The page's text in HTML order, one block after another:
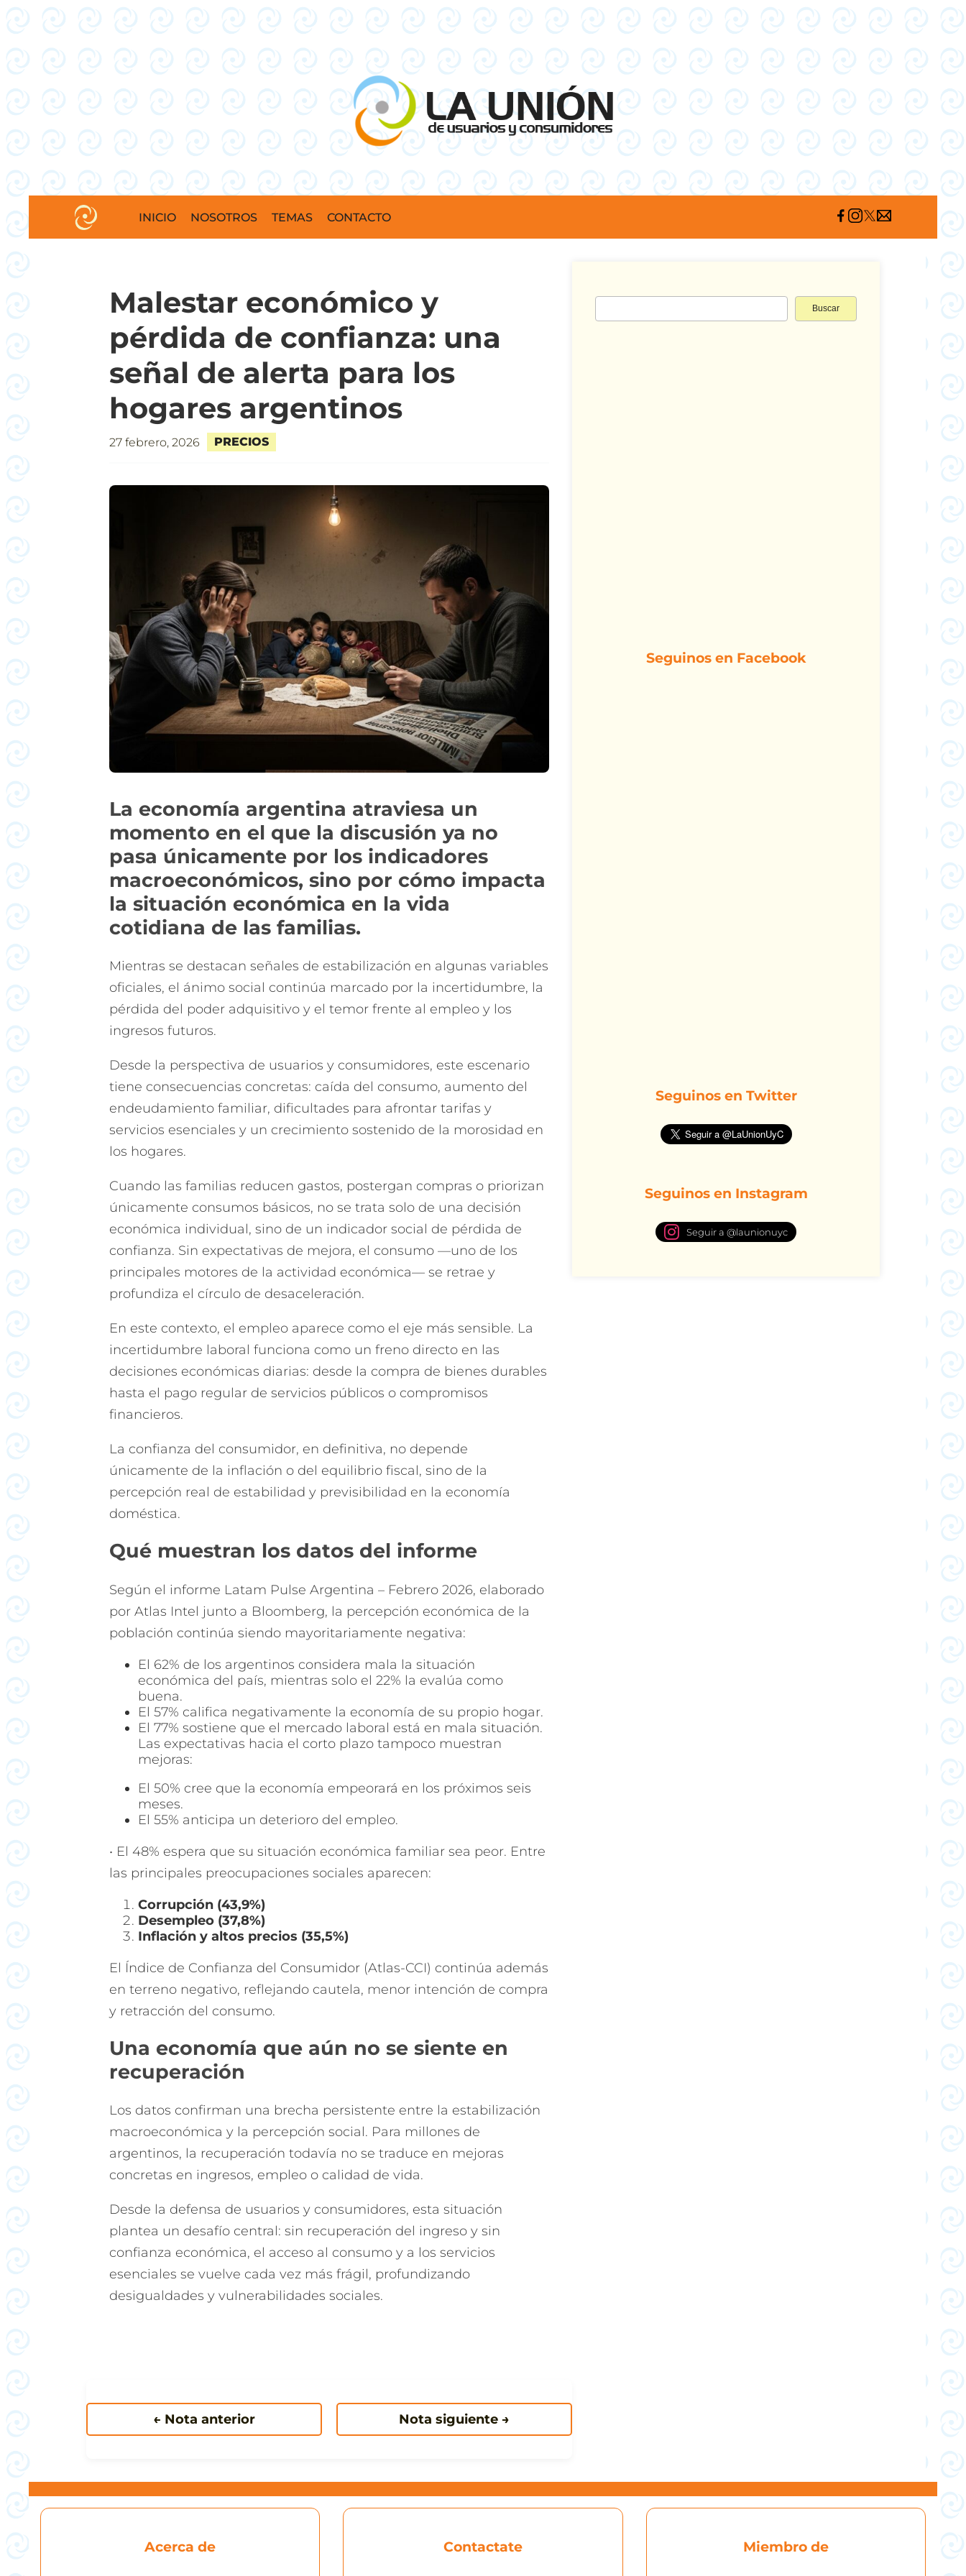
INICIO NOSOTROS TEMAS CONTACTO
Malestar económico y
pérdida de confianza: una
señal de alerta para los
hogares argentinos
27 febrero, 2026 PRECIOS
La economía argentina atraviesa un
momento en el que la discusión ya no
pasa únicamente por los indicadores
macroeconómicos, sino por cómo impacta
la situación económica en la vida
cotidiana de las familias.
Mientras se destacan señales de estabilización en algunas variables
oficiales, el ánimo social continúa marcado por la incertidumbre, la
pérdida del poder adquisitivo y el temor frente al empleo y los
ingresos futuros.
Desde la perspectiva de usuarios y consumidores, este escenario
tiene consecuencias concretas: caída del consumo, aumento del
endeudamiento familiar, dificultades para afrontar tarifas y
servicios esenciales y un crecimiento sostenido de la morosidad en
los hogares.
Cuando las familias reducen gastos, postergan compras o priorizan
únicamente consumos básicos, no se trata solo de una decisión
económica individual, sino de un indicador social de pérdida de
confianza. Sin expectativas de mejora, el consumo —uno de los
principales motores de la actividad económica— se retrae y
profundiza el círculo de desaceleración.
En este contexto, el empleo aparece como el eje más sensible. La
incertidumbre laboral funciona como un freno directo en las
decisiones económicas diarias: desde la compra de bienes durables
hasta el pago regular de servicios públicos o compromisos
financieros.
La confianza del consumidor, en definitiva, no depende
únicamente de la inflación o del equilibrio fiscal, sino de la
percepción real de estabilidad y previsibilidad en la economía
doméstica.
Qué muestran los datos del informe
Según el informe Latam Pulse Argentina – Febrero 2026, elaborado
por Atlas Intel junto a Bloomberg, la percepción económica de la
población continúa siendo mayoritariamente negativa:
El 62% de los argentinos considera mala la situación
económica del país, mientras solo el 22% la evalúa como
buena.
El 57% califica negativamente la economía de su propio hogar.
El 77% sostiene que el mercado laboral está en mala situación.
Las expectativas hacia el corto plazo tampoco muestran
mejoras:
El 50% cree que la economía empeorará en los próximos seis
meses.
El 55% anticipa un deterioro del empleo.
• El 48% espera que su situación económica familiar sea peor. Entre
las principales preocupaciones sociales aparecen:
Corrupción (43,9%)
Desempleo (37,8%)
Inflación y altos precios (35,5%)
El Índice de Confianza del Consumidor (Atlas-CCI) continúa además
en terreno negativo, reflejando cautela, menor intención de compra
y retracción del consumo.
Una economía que aún no se siente en
recuperación
Los datos confirman una brecha persistente entre la estabilización
macroeconómica y la percepción social. Para millones de
argentinos, la recuperación todavía no se traduce en mejoras
concretas en ingresos, empleo o calidad de vida.
Desde la defensa de usuarios y consumidores, esta situación
plantea un desafío central: sin recuperación del ingreso y sin
confianza económica, el acceso al consumo y a los servicios
esenciales se vuelve cada vez más frágil, profundizando
desigualdades y vulnerabilidades sociales.
← Nota anterior Nota siguiente →
Seguinos en Facebook
Seguinos en Twitter
Seguinos en Instagram
Seguir a @launionuyc
Acerca de Contactate Miembro de